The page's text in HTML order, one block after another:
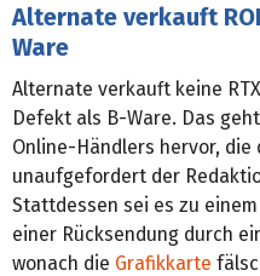
Alternate verkauft
Ware
Alternate verkauft keine
Defekt als B-Ware. Das
Online-Händlers hervor, die
unaufgefordert der
Stattdessen sei es zu
einer Rücksendung durch
wonach die Grafikkarte